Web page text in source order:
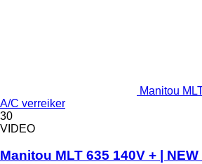
Manitou
A/C verreiker
30
VIDEO
Manitou MLT 635 140V + | NEW